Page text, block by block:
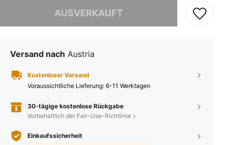
AUSVERKAUFT
Versand nach Austria
Kostenloser Versand
Voraussichtliche Lieferung: 6-11 Werktagen
30-tägige kostenlose Rückgabe
Vorbehaltlich der Fair-Use-Richtlinie
Einkaufssicherheit